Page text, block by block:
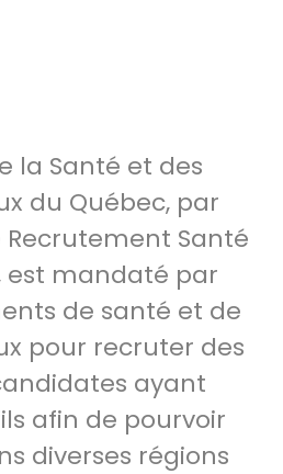
la Santé et des
du Québec, par
Santé
est mandaté par
de santé et de
pour recruter des
ayant
afin de pourvoir
diverses régions